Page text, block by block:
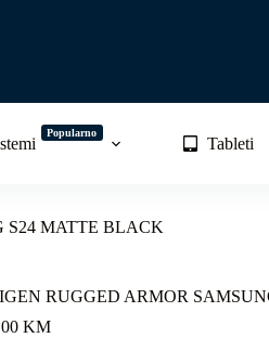
Popularno
Tableti
S24 MATTE BLACK
RUGGED ARMOR
KM